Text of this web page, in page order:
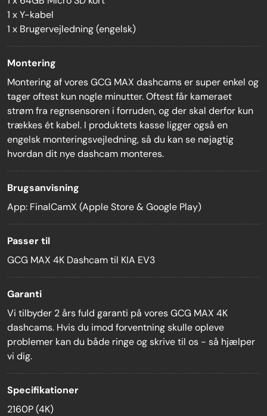
1 x Y-kabel
1 x Brugervejledning (engelsk)
Montering
Montering af vores GCG MAX dashcams er super enkel og
tager oftest kun nogle minutter. Oftest får kameraet
strøm fra regnsensoren i forruden, og der skal derfor kun
trækkes ét kabel. I produktets kasse ligger også en
engelsk monteringsvejledning, så du kan se nøjagtig
hvordan dit nye dashcam monteres.
Brugsanvisning
App: FinalCamX (Apple Store & Google Play)
Passer til
GCG MAX 4K Dashcam til KIA EV3
Garanti
Vi tilbyder 2 års fuld garanti på vores GCG MAX 4K
dashcams. Hvis du imod forventning skulle opleve
problemer kan du både ringe og skrive til os - så hjælper
vi dig.
Specifikationer
2160P (4K)